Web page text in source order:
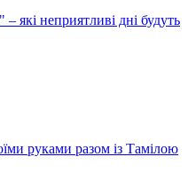
які неприятливі дні будуть
руками разом із Тамілою